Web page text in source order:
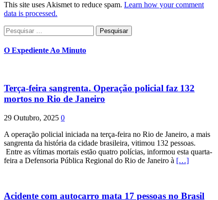
This site uses Akismet to reduce spam. Learn how your comment
data is processed.
Pesquisar
por:
O Expediente Ao Minuto
Terça-feira sangrenta. Operação policial faz 132
mortos no Rio de Janeiro
29 Outubro, 2025 0
A operação policial iniciada na terça-feira no Rio de Janeiro, a mais
sangrenta da história da cidade brasileira, vitimou 132 pessoas.
Entre as vítimas mortais estão quatro polícias, informou esta quarta-
feira a Defensoria Pública Regional do Rio de Janeiro à […]
Acidente com autocarro mata 17 pessoas no Brasil